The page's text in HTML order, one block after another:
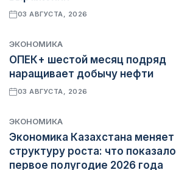
03 АВГУСТА, 2026
ЭКОНОМИКА
ОПЕК+ шестой месяц подряд
наращивает добычу нефти
03 АВГУСТА, 2026
ЭКОНОМИКА
Экономика Казахстана меняет
структуру роста: что показало
первое полугодие 2026 года